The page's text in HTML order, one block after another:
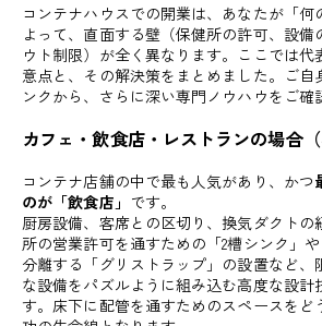
コンテナハウスでの開業は、あなたが「何
よって、直面する壁（保健所の許可、設備
ウト制限）が全く異なります。ここでは代
意点と、その解決策をまとめました。ご自
ンクから、さらに深い専門ノウハウをご確
カフェ・飲食店・レストランの場合（
コンテナ店舗の中で最も人気があり、かつ
のが「飲食店」 です。
厨房設備、客席との区切り、換気ダクトの
所の営業許可を通すための「2槽シンク」
分離する「グリストラップ」の設置など、
な設備をパズルように組み込む高度な設計
す。床下に配管を通すためのスペースをど